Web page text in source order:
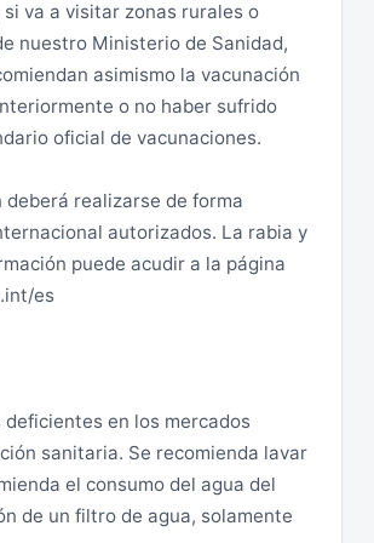
se ruega que se ponga en
de los medios habituales
con la Embajada por los
si hiciera falta, sus números
a abandonar el país por
a la Embajada del
asistencia consular de
las mismas es
va a visitar zonas rurales o
nuestro Ministerio de Sanidad,
asimismo la vacunación
o no haber sufrido
oficial de vacunaciones.
realizarse de forma
autorizados. La rabia y
puede acudir a la página
es
en los mercados
sanitaria. Se recomienda lavar
el consumo del agua del
de un filtro de agua, solamente